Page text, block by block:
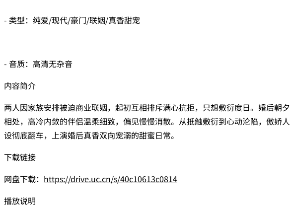
- 类型：纯爱/现代/豪门/联姻/真香甜宠
- 音质：高清无杂音
内容简介
两人因家族安排被迫商业联姻，起初互相排斥满心抗拒，只想敷衍度日。婚后朝夕
相处，高冷内敛的伴侣温柔细致，偏见慢慢消散。从抵触敷衍到心动沦陷，傲娇人
设彻底翻车，上演婚后真香双向宠溺的甜蜜日常。
下载链接
网盘下载： https://drive.uc.cn/s/40c10613c0814
播放说明